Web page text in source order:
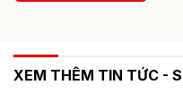
XEM THÊM TIN TỨC -